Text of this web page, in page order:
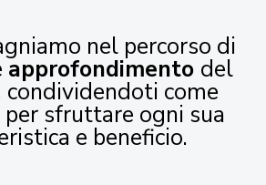
nel percorso di
approfondimento del
come
sfruttare ogni sua
e beneficio.